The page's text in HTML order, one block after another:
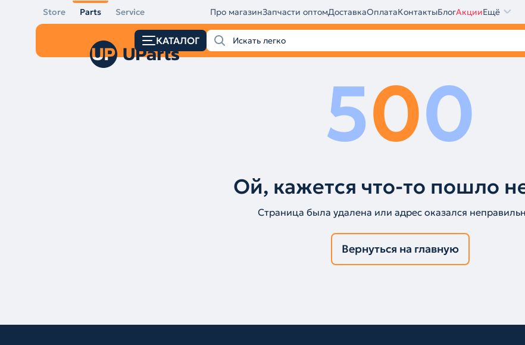
Store Parts Service Про магазинЗапчасти оптомДоставкаОплатаКонтактыБлогАкцииЕщё
КАТАЛОГ
500
Ой, кажется что-то пошло
Страница была удалена или адрес оказался
Вернуться на главную